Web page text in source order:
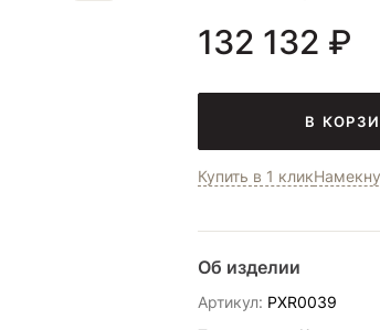
132 132 ₽
В
Купить в 1 клик
Об изделии
Артикул: PXR0039